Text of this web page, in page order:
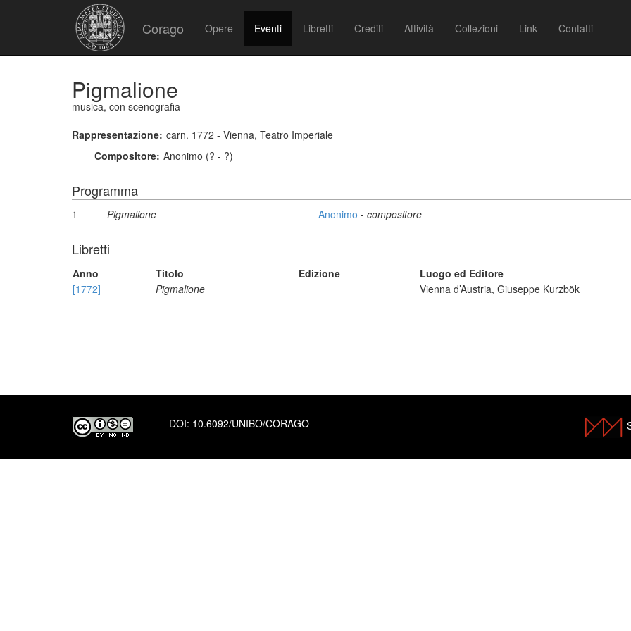
Corago Opere Eventi Libretti Crediti Attività Collezioni Link Contatti
Pigmalione
musica, con scenografia
Rappresentazione: carn. 1772 - Vienna, Teatro Imperiale
Compositore: Anonimo (? - ?)
Programma
1 Pigmalione Anonimo - compositore
Libretti
Anno Titolo Edizione
Luogo ed Editore
[1772]
Pigmalione Vienna d’Austria, Giuseppe Kurzbök
DOI: 10.6092/UNIBO/CORAGO